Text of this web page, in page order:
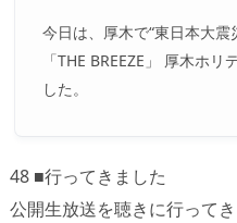
今日は、厚木で“東日本大
「THE BREEZE」 厚木ホ
した。
48 ■行ってきました
公開生放送を聴きに行って